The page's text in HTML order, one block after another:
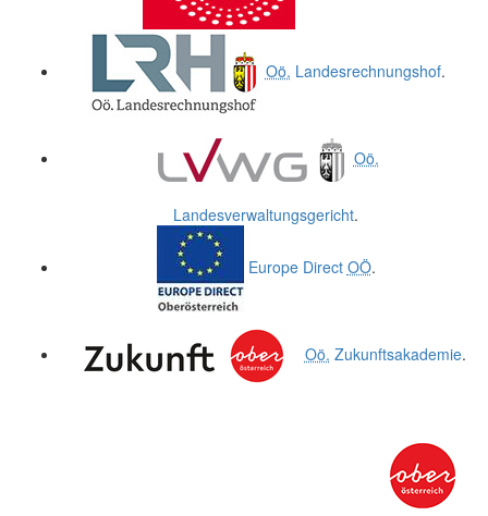
Oö. Landesrechnungshof.
Oö.
Landesverwaltungsgericht.
Europe Direct OÖ.
Oö. Zukunftsakademie.